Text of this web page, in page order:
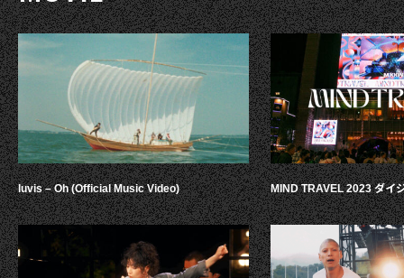
luvis – Oh (Official Music Video) MIND TRAVEL 2023 ダイ